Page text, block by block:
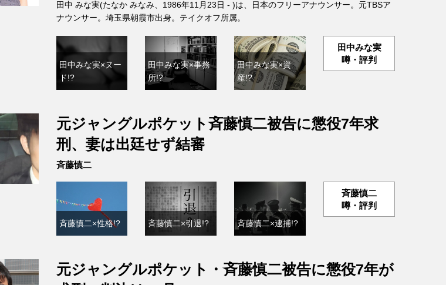
田中 みな実(たなか みなみ、1986年11月23日 - )は、日本のフリーアナウンサー。元TBSア
ナウンサー。埼玉県朝霞市出身。テイクオフ所属。
田中みな実×ヌー
ド!?
田中みな実×事務
所!?
田中みな実×資
産!?
田中みな実
噂・評判
元ジャングルポケット斉藤慎二被告に懲役7年求
刑、妻は出廷せず結審
斉藤慎二
斉藤慎二×性格!? 斉藤慎二×引退!? 斉藤慎二×逮捕!?
斉藤慎二
噂・評判
元ジャングルポケット・斉藤慎二被告に懲役7年が